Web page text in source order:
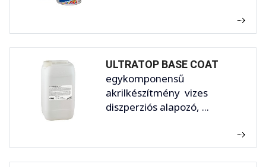
ULTRATOP BASE COAT
egykomponensű
akrilkészítmény vizes
diszperziós alapozó, ...